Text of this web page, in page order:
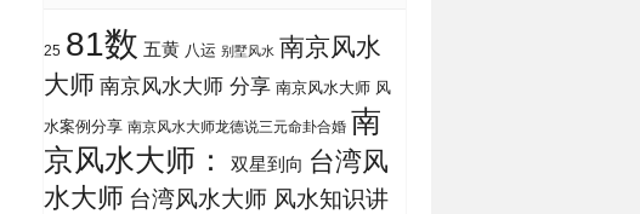
25 81数 五黄 八运 别墅风水 南京风水
大师 南京风水大师 分享 南京风水大师 风
水案例分享 南京风水大师龙德说三元命卦合婚 南
京风水大师：
双星到向 台湾风
水大师 台湾风水大师 风水知识讲